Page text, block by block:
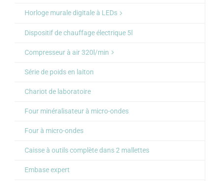
Horloge murale digitale à LEDs
Dispositif de chauffage électrique 5l
Compresseur à air 320l/min
Série de poids en laiton
Chariot de laboratoire
Four minéralisateur à micro-ondes
Four à micro-ondes
Caisse à outils complète dans 2 mallettes
Embase expert